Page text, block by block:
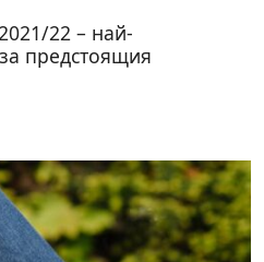
22 – най-
предстоящия